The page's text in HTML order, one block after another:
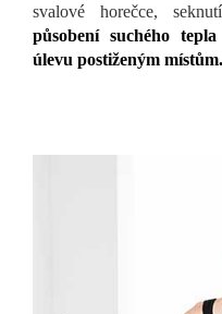
svalové horečce,
působení suchého
úlevu postiženým místům.